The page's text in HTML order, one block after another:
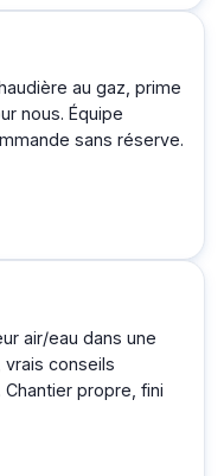
au gaz, prime
nous. Équipe
sans réserve.
air/eau dans une
vrais conseils
propre, fini